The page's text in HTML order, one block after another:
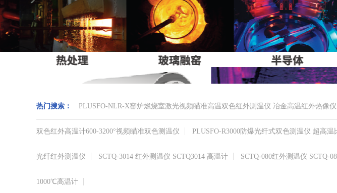
热门搜索： PLUSFO-NLR-X窑炉燃烧室激光视频瞄准高温双色红外测温仪 冶金高温红外热像
双色红外高温计​600-3200°视频瞄准​双色测温仪 PLUSFO-R3000防爆光纤式双色测温仪 超高
光纤红外测温仪 SCTQ-3014 红外测温仪 SCTQ3014 高温计 SCTQ-080红外测温仪 SCTQ-
1000℃​高温计